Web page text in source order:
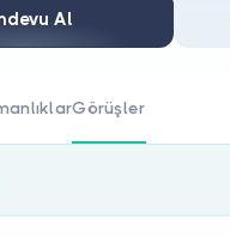
Doktor musunuz?
Al
Görüşler